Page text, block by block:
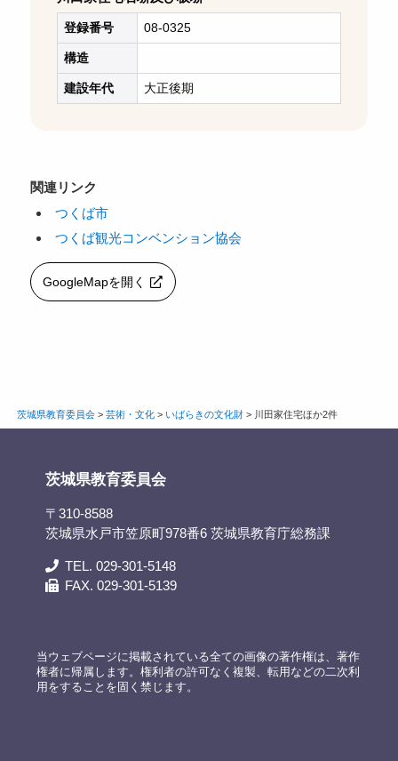
登録番号 08-0325
構造
建設年代 大正後期
関連リンク
つくば市
つくば観光コンベンション協会
GoogleMapを開く
茨城県教育委員会> 芸術・文化> いばらきの文化財> 川田家住宅ほか2件
茨城県教育委員会
〒310-8588
茨城県水戸市笠原町978番6 茨城県教育庁総務課
TEL. 029-301-5148
FAX. 029-301-5139
当ウェブページに掲載されている全ての画像の著作権は、著作
権者に帰属します。権利者の許可なく複製、転用などの二次利
用をすることを固く禁じます。